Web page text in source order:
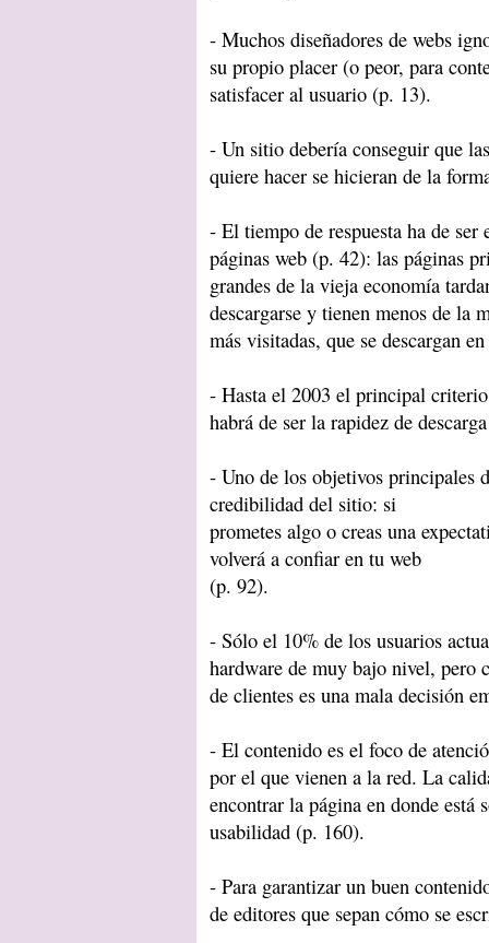
- Muchos diseñadores de webs
su propio placer (o peor, para
satisfacer al usuario (p. 13).
- Un sitio debería conseguir que
quiere hacer se hicieran de la
- El tiempo de respuesta ha de
páginas web (p. 42): las páginas
grandes de la vieja economía
descargarse y tienen menos de la
más visitadas, que se descargan
- Hasta el 2003 el principal
habrá de ser la rapidez de
- Uno de los objetivos principales
credibilidad del sitio: si
prometes algo o creas una
volverá a confiar en tu web
(p. 92).
- Sólo el 10% de los usuarios
hardware de muy bajo nivel, pero
de clientes es una mala decisión
- El contenido es el foco de
por el que vienen a la red. La
encontrar la página en donde
usabilidad (p. 160).
- Para garantizar un buen
de editores que sepan cómo se